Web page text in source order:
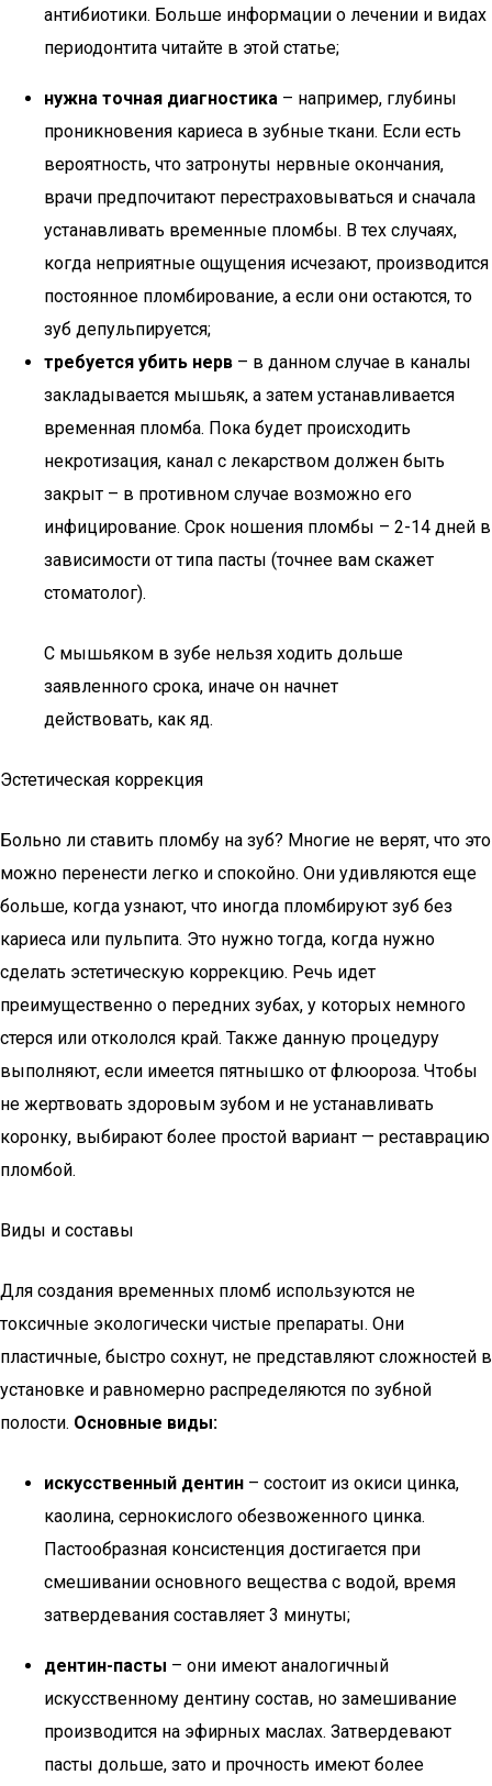
антибиотики. Больше информации о лечении и видах
периодонтита читайте в этой статье;
нужна точная диагностика – например, глубины
проникновения кариеса в зубные ткани. Если есть
вероятность, что затронуты нервные окончания,
врачи предпочитают перестраховываться и сначала
устанавливать временные пломбы. В тех случаях,
когда неприятные ощущения исчезают, производится
постоянное пломбирование, а если они остаются, то
зуб депульпируется;
требуется убить нерв – в данном случае в каналы
закладывается мышьяк, а затем устанавливается
временная пломба. Пока будет происходить
некротизация, канал с лекарством должен быть
закрыт – в противном случае возможно его
инфицирование. Срок ношения пломбы – 2-14 дней в
зависимости от типа пасты (точнее вам скажет
стоматолог).
С мышьяком в зубе нельзя ходить дольше
заявленного срока, иначе он начнет
действовать, как яд.
Эстетическая коррекция
Больно ли ставить пломбу на зуб? Многие не верят, что это
можно перенести легко и спокойно. Они удивляются еще
больше, когда узнают, что иногда пломбируют зуб без
кариеса или пульпита. Это нужно тогда, когда нужно
сделать эстетическую коррекцию. Речь идет
преимущественно о передних зубах, у которых немного
стерся или откололся край. Также данную процедуру
выполняют, если имеется пятнышко от флюороза. Чтобы
не жертвовать здоровым зубом и не устанавливать
коронку, выбирают более простой вариант — реставрацию
пломбой.
Виды и составы
Для создания временных пломб используются не
токсичные экологически чистые препараты. Они
пластичные, быстро сохнут, не представляют сложностей в
установке и равномерно распределяются по зубной
полости. Основные виды:
искусственный дентин – состоит из окиси цинка,
каолина, сернокислого обезвоженного цинка.
Пастообразная консистенция достигается при
смешивании основного вещества с водой, время
затвердевания составляет 3 минуты;
дентин-пасты – они имеют аналогичный
искусственному дентину состав, но замешивание
производится на эфирных маслах. Затвердевают
пасты дольше, зато и прочность имеют более